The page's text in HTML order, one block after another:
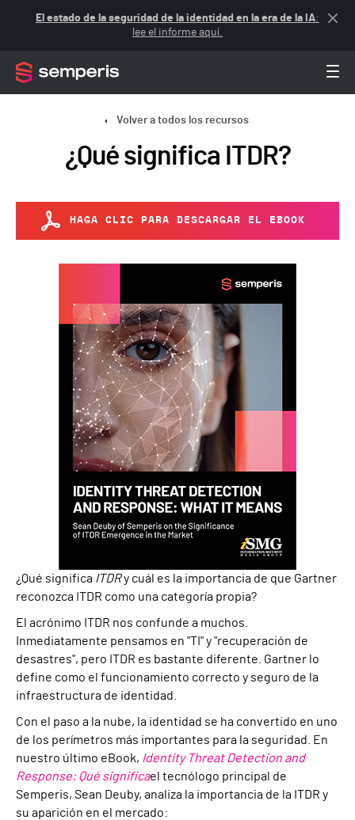
El estado de la seguridad de la identidad en la era de la IA:
lee el informe aquí.
Volver a todos los recursos
¿Qué significa ITDR?
HAGA CLIC PARA DESCARGAR EL EBOOK
¿Qué significa ITDRy cuál es la importancia de que Gartner
reconozca ITDR como una categoría propia?
El acrónimo ITDR nos confunde a muchos.
Inmediatamente pensamos en "TI" y "recuperación de
desastres", pero ITDR es bastante diferente. Gartner lo
define como el funcionamiento correcto y seguro de la
infraestructura de identidad.
Con el paso a la nube, la identidad se ha convertido en uno
de los perímetros más importantes para la seguridad. En
nuestro último eBook, Identity Threat Detection and
Response: Qué significael tecnólogo principal de
Semperis, Sean Deuby, analiza la importancia de la ITDR y
su aparición en el mercado: